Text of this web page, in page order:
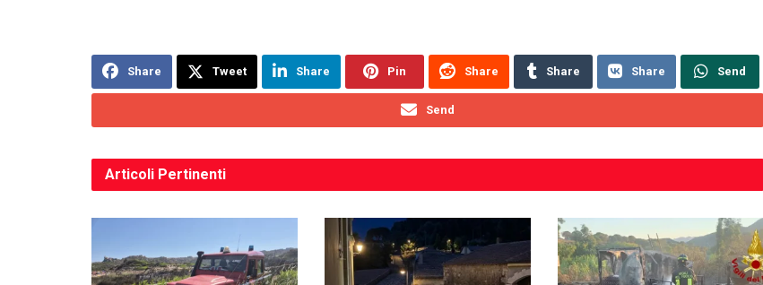
Share Tweet Share Pin Share Share Share Send
Send
Articoli Pertinenti